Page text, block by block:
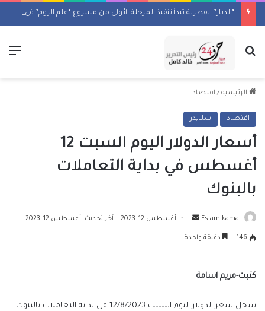
“الديار” القطرية تبدأ تنفيذ المرحلة الأولى من مشروع “علم الروم” في مصر
بحث عن
الرئيسية / اقتصاد
اقتصاد سلايدر
أسعار الدولار اليوم السبت 12
أغسطس في بداية التعاملات
بالبنوك
Eslam kamal
أرسل أغسطس 12, 2023 آخر تحديث: أغسطس 12, 2023
146 دقيقة واحدة
كتبت-مريم اسامة
سجل سعر الدولار اليوم السبت 12/8/2023 في بداية التعاملات بالبنوك